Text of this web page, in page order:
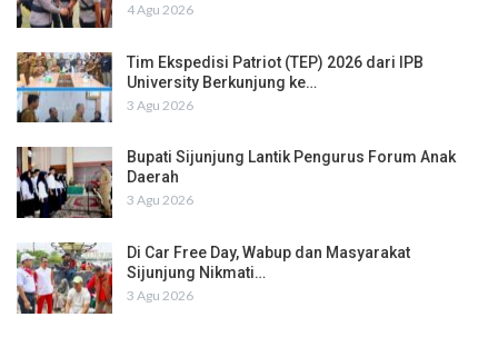
4 Agu 2026
Tim Ekspedisi Patriot (TEP) 2026 dari IPB
University Berkunjung ke…
3 Agu 2026
Bupati Sijunjung Lantik Pengurus Forum Anak
Daerah
3 Agu 2026
Di Car Free Day, Wabup dan Masyarakat
Sijunjung Nikmati…
3 Agu 2026